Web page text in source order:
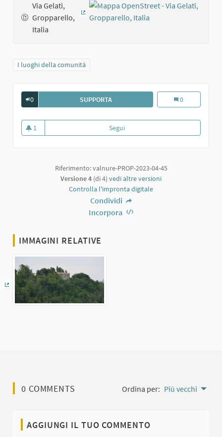
Via Gelati,
Gropparello,
Italia
(Collegamento esterno)
Filtra i risultati per categoria: I luoghi della comunità
I luoghi della comunità
0 SUPPORTACHIESA VECCHIA AI GELATI DI
Chiesa vecchia
0
1
1 sostenitori
Segui
Riferimento: valnure-PROP-2023-04-45
Versione 4 (di 4) vedi altre versioni
Controlla l'impronta digitale
Condividi
Incorpora
IMMAGINI RELATIVE
(Collegamento esterno)
0 COMMENTS Ordina per: Più vecchi
AGGIUNGI IL TUO COMMENTO